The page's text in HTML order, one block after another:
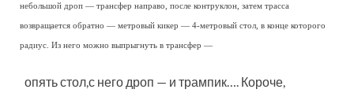
небольшой дроп — трансфер направо, после контруклон, затем трасса
возвращается обратно — метровый кикер — 4-метровый стол, в конце которого
радиус. Из него можно выпрыгнуть в трансфер —
опять стол,с него дроп — и трампик…. Короче,